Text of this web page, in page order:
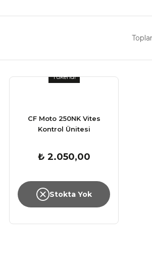
Tükendi
CF Moto 250NK Vites
Kontrol Ünitesi
₺ 2.050,00
Stokta Yok